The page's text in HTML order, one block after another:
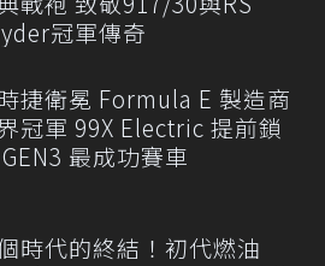
冠軍傳奇
捷衛冕 Formula E 製造商
冠軍 99X Electric 提前鎖
最成功賽車
時代的終結！初代燃油